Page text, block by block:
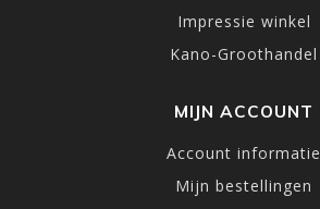
Impressie winkel
Kano-Groothandel
MIJN ACCOUNT
Account informatie
Mijn bestellingen